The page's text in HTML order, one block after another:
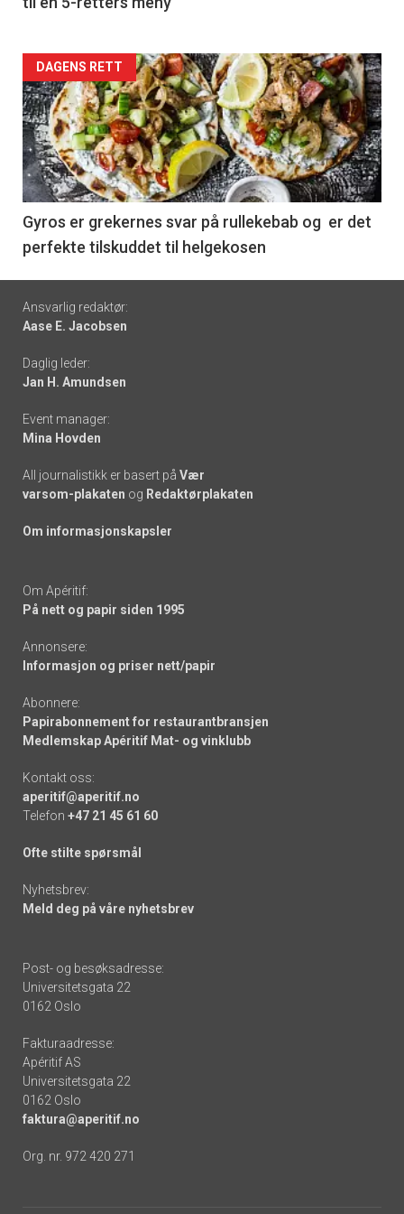
Forsiden
akkurat
nå
-
6
DAGENS RETT
Gyros er grekernes svar på rullekebab og er det
perfekte tilskuddet til helgekosen
Footer
-
links
Ansvarlig redaktør:
Aase E. Jacobsen
Daglig leder:
Jan H. Amundsen
Event manager:
Mina Hovden
All journalistikk er basert på Vær
varsom-plakaten og Redaktørplakaten
Om informasjonskapsler
Om Apéritif:
På nett og papir siden 1995
Annonsere:
Informasjon og priser nett/papir
Abonnere:
Papirabonnement for restaurantbransjen
Medlemskap Apéritif Mat- og vinklubb
Kontakt oss:
aperitif@aperitif.no
Telefon +47 21 45 61 60
Ofte stilte spørsmål
Nyhetsbrev:
Meld deg på våre nyhetsbrev
Post- og besøksadresse:
Universitetsgata 22
0162 Oslo
Fakturaadresse:
Apéritif AS
Universitetsgata 22
0162 Oslo
faktura@aperitif.no
Org. nr. 972 420 271